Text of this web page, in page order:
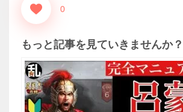
0
もっと記事を見ていきませんか？